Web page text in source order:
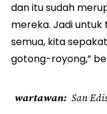
dan itu sudah
mereka. Jadi
semua, kita
gotong-royong,”
wartawan San